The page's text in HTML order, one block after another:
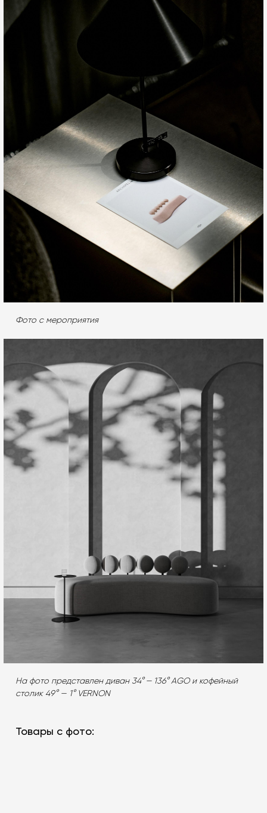
Фото с мероприятия
На фото представлен диван 34° — 136° AGO и кофейный
столик 49° — 1° VERNON
Товары с фото: